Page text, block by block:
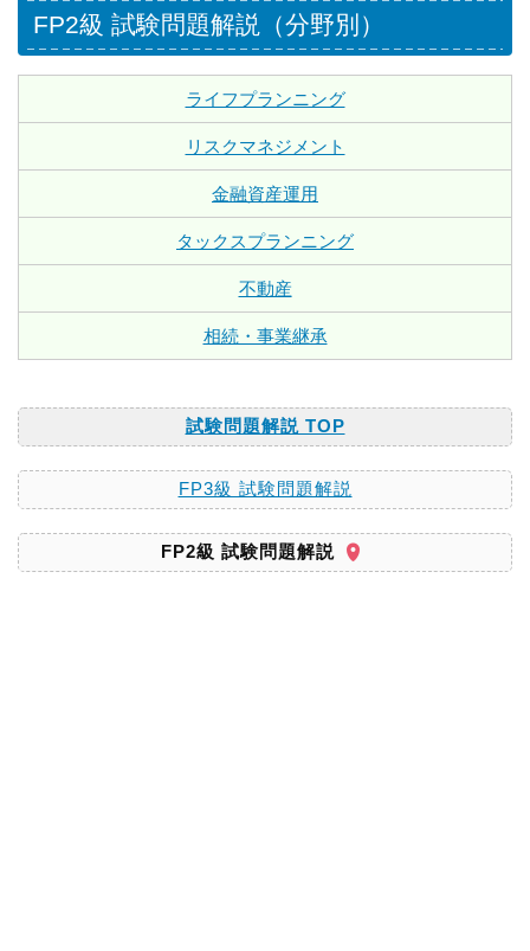
FP2級 試験問題解説（分野別）
ライフプランニング
リスクマネジメント
金融資産運用
タックスプランニング
不動産
相続・事業継承
試験問題解説 TOP
FP3級 試験問題解説
FP2級 試験問題解説